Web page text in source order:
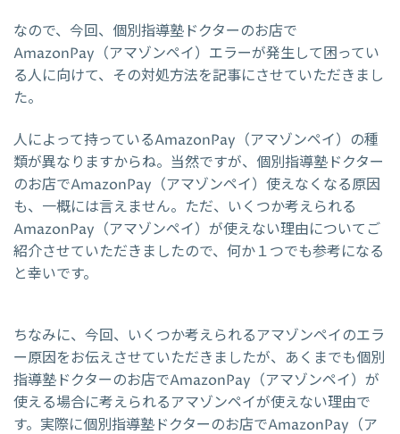
なので、今回、個別指導塾ドクターのお店で
AmazonPay（アマゾンペイ）エラーが発生して困ってい
る人に向けて、その対処方法を記事にさせていただきまし
た。
人によって持っているAmazonPay（アマゾンペイ）の種
類が異なりますからね。当然ですが、個別指導塾ドクター
のお店でAmazonPay（アマゾンペイ）使えなくなる原因
も、一概には言えません。ただ、いくつか考えられる
AmazonPay（アマゾンペイ）が使えない理由についてご
紹介させていただきましたので、何か１つでも参考になる
と幸いです。
ちなみに、今回、いくつか考えられるアマゾンペイのエラ
ー原因をお伝えさせていただきましたが、あくまでも個別
指導塾ドクターのお店でAmazonPay（アマゾンペイ）が
使える場合に考えられるアマゾンペイが使えない理由で
す。実際に個別指導塾ドクターのお店でAmazonPay（ア